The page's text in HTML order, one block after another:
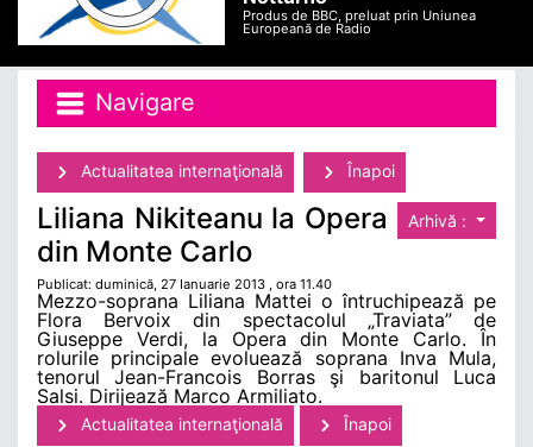
Produs de BBC, preluat prin Uniunea
Europeană de Radio
Navigare
Actualitatea internaţională Înapoi
Arhivă :
Liliana Nikiteanu la Opera
din Monte Carlo
Publicat: duminică, 27 Ianuarie 2013 , ora 11.40
Mezzo-soprana Liliana Mattei o întruchipează pe
Flora Bervoix din spectacolul „Traviata” de
Giuseppe Verdi, la Opera din Monte Carlo. În
rolurile principale evoluează soprana Inva Mula,
tenorul Jean-Francois Borras şi baritonul Luca
Salsi. Dirijează Marco Armiliato.
Actualitatea internaţională Înapoi